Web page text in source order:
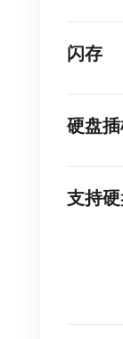
闪存
硬盘
支持